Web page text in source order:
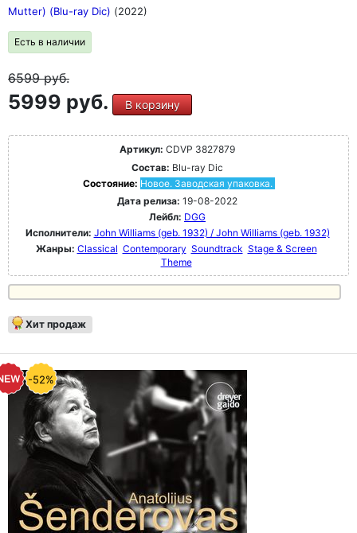
Mutter) (Blu-ray Dic) (2022)
Есть в наличии
6599руб.
5999 руб. В корзину
Артикул: CDVP 3827879
Состав: Blu-ray Dic
Состояние: Новое. Заводская упаковка.
Дата релиза: 19-08-2022
Лейбл: DGG
Исполнители: John Williams (geb. 1932) / John Williams (geb. 1932)
Жанры: Classical Contemporary Soundtrack Stage & Screen
Theme
Хит продаж
-52%